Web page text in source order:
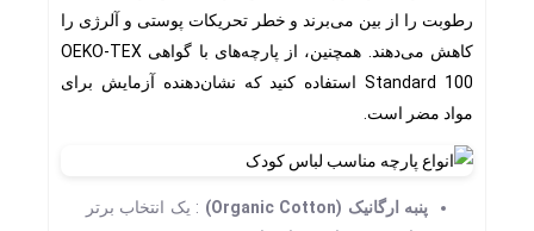
رطوبت را از بین می‌برند و خطر تحریکات پوستی و آلرژی را
کاهش می‌دهند. همچنین، از پارچه‌های با گواهی OEKO-TEX
Standard 100 استفاده کنید که نشان‌دهنده آزمایش برای
مواد مضر است.
پنبه ارگانیک (Organic Cotton)
: یک انتخاب برتر